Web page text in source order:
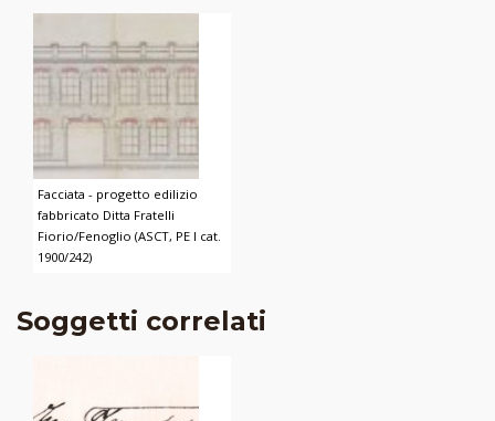
Facciata - progetto edilizio
fabbricato Ditta Fratelli
Fiorio/Fenoglio (ASCT, PE I cat.
1900/242)
Soggetti correlati